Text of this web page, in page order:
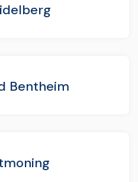
Bentheim